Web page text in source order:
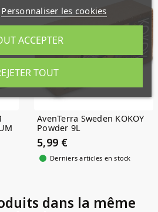
AvenTerra Sweden KOKOY
Powder 9L
5,99 €
Derniers articles en stock
dans la même
Personnaliser les cookies
TOUT
ACCEPTER